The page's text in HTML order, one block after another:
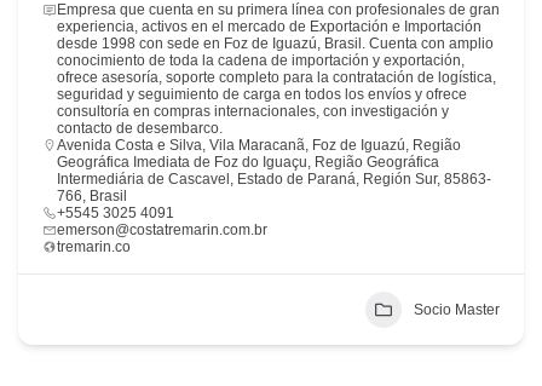
Empresa que cuenta en su primera línea con profesionales de gran
experiencia, activos en el mercado de Exportación e Importación
desde 1998 con sede en Foz de Iguazú, Brasil. Cuenta con amplio
conocimiento de toda la cadena de importación y exportación,
ofrece asesoría, soporte completo para la contratación de logística,
seguridad y seguimiento de carga en todos los envíos y ofrece
consultoría en compras internacionales, con investigación y
contacto de desembarco.
Avenida Costa e Silva, Vila Maracanã, Foz de Iguazú, Região
Geográfica Imediata de Foz do Iguaçu, Região Geográfica
Intermediária de Cascavel, Estado de Paraná, Región Sur, 85863-
766, Brasil
+5545 3025 4091
emerson@costatremarin.com.br
tremarin.co
Socio Master